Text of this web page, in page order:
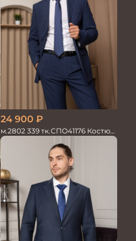
24 900 ₽
м.2802 339 тк.СПО41176 Костюм
мужской